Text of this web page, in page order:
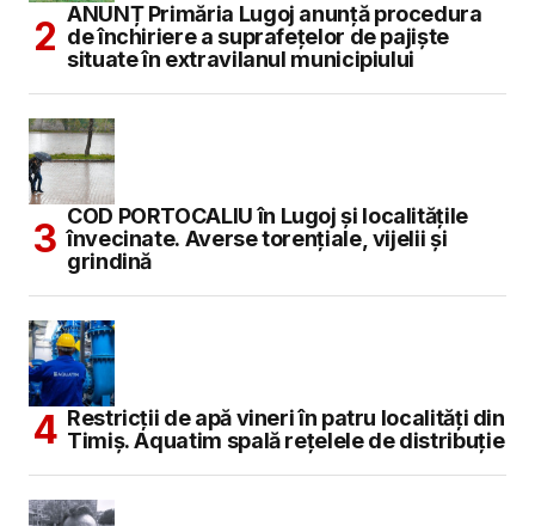
ANUNȚ Primăria Lugoj anunță procedura
de închiriere a suprafețelor de pajiște
situate în extravilanul municipiului
COD PORTOCALIU în Lugoj și localitățile
învecinate. Averse torențiale, vijelii și
grindină
Restricții de apă vineri în patru localități din
Timiș. Aquatim spală rețelele de distribuție